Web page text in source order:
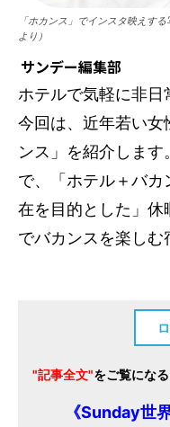
「ホカンス」でインスタ映えす
より）
サンデー編集部
ホテルで気軽に非日
今回は、近年若い女
ンス」を紹介しま
で、「ホテル＋バ
在を目的とした」
でバカンスを楽しむ
"記事全文"をご覧にな
《Sunday世